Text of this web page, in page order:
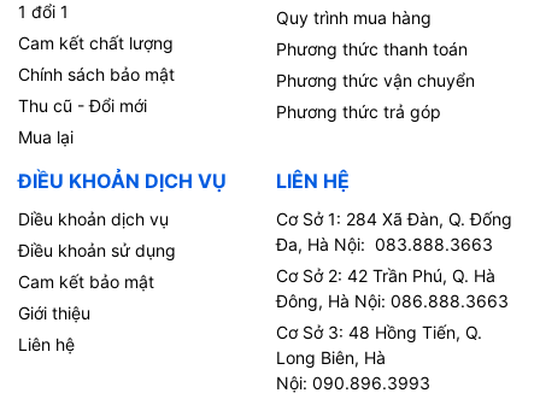
1 đổi 1
Cam kết chất lượng
Chính sách bảo mật
Thu cũ - Đổi mới
Mua lại
Quy trình mua hàng
Phương thức thanh toán
Phương thức vận chuyển
Phương thức trả góp
ĐIỀU KHOẢN DỊCH VỤ
Diều khoản dịch vụ
Điều khoản sử dụng
Cam kết bảo mật
Giới thiệu
Liên hệ
LIÊN HỆ
Cơ Sở 1: 284 Xã Đàn, Q. Đống
Đa, Hà Nội: 083.888.3663
Cơ Sở 2: 42 Trần Phú, Q. Hà
Đông, Hà Nội: 086.888.3663
Cơ Sở 3: 48 Hồng Tiến, Q.
Long Biên, Hà
Nội: 090.896.3993